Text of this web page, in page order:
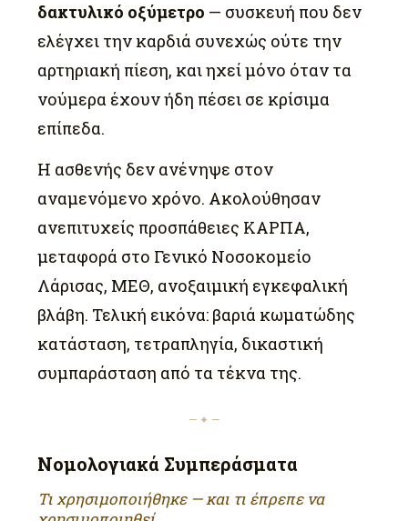
δακτυλικό οξύμετρο — συσκευή που δεν
ελέγχει την καρδιά συνεχώς ούτε την
αρτηριακή πίεση, και ηχεί μόνο όταν τα
νούμερα έχουν ήδη πέσει σε κρίσιμα
επίπεδα.
Η ασθενής δεν ανένηψε στον
αναμενόμενο χρόνο. Ακολούθησαν
ανεπιτυχείς προσπάθειες ΚΑΡΠΑ,
μεταφορά στο Γενικό Νοσοκομείο
Λάρισας, ΜΕΘ, ανοξαιμική εγκεφαλική
βλάβη. Τελική εικόνα: βαριά κωματώδης
κατάσταση, τετραπληγία, δικαστική
συμπαράσταση από τα τέκνα της.
— ✦ —
Νομολογιακά Συμπεράσματα
Τι χρησιμοποιήθηκε — και τι έπρεπε να